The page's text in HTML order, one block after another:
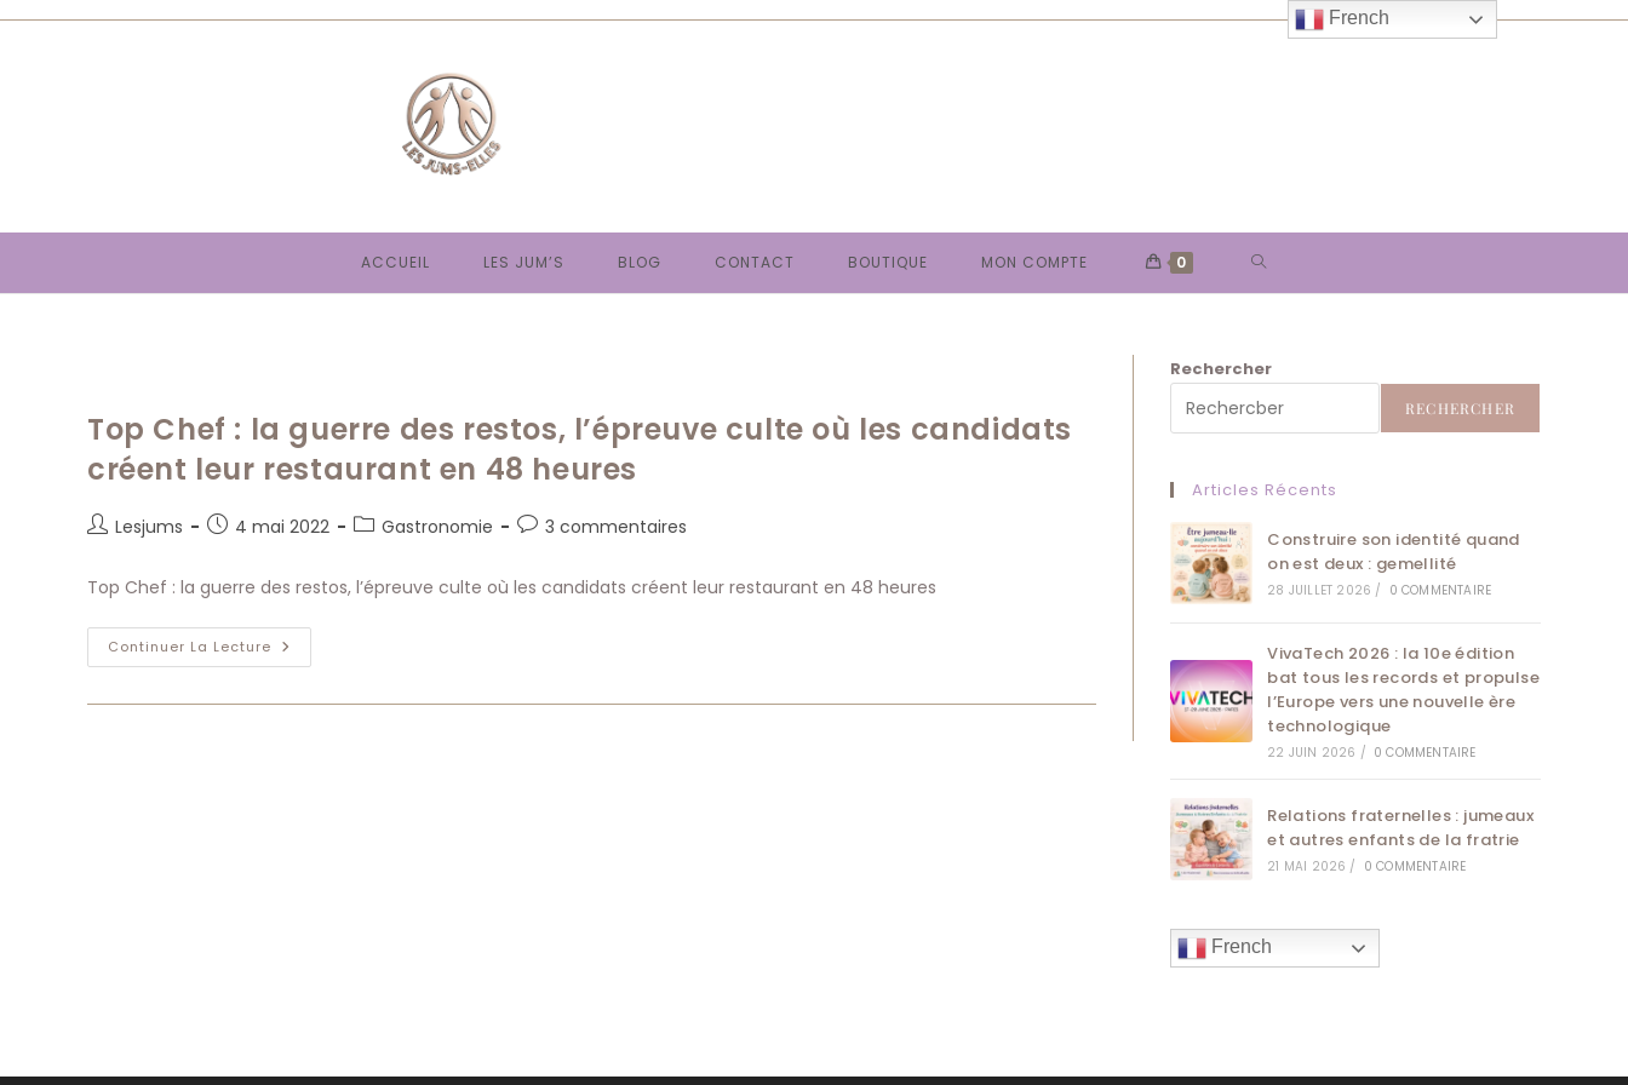
Skip
ACCUEIL LES JUM’S BLOG CONTACT BOUTIQUE MON COMPTE 0 TOGGLE
SEARCH
Top Chef : la guerre des restos, l’épreuve culte où les candidats
créent leur restaurant en 48 heures
Auteur/autrice
la
publication :
Lesjums
Publication
4 mai 2022
PostGastronomie
Commentaires
publication :
3 commentaires
Top Chef : la guerre des restos, l’épreuve culte où les candidats créent leur restaurant en 48 heures
Continuer La Lecture Top
Chef
La
Rechercher
RECHERCHER
Articles Récents
Construire son identité quand
on est deux : gemellité
28 JUILLET 2026 / 0 COMMENTAIRE
VivaTech 2026 : la 10e édition
bat tous les records et propulse
l’Europe vers une nouvelle ère
technologique
22 JUIN 2026 / 0 COMMENTAIRE
Relations fraternelles : jumeaux
et autres enfants de la fratrie
21 MAI 2026 / 0 COMMENTAIRE
French
French